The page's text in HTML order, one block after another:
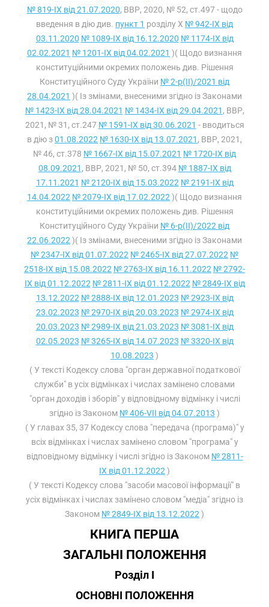
№ 819-IX від 21.07.2020, ВВР, 2020, № 52, ст.497 - щодо
введення в дію див. пункт 1 розділу X № 942-IX від
03.11.2020 № 1089-IX від 16.12.2020 № 1174-IX від
02.02.2021 № 1201-IX від 04.02.2021 )( Щодо визнання
конституційними окремих положень див. Рішення
Конституційного Суду України № 2-р(II)/2021 від
28.04.2021 )( Із змінами, внесеними згідно із Законами
№ 1423-IX від 28.04.2021 № 1434-IX від 29.04.2021 , ВВР,
2021, № 31, ст.247 № 1591-IX від 30.06.2021 - вводиться
в дію з01.08.2022 № 1630-IX від 13.07.2021 , ВВР, 2021,
№ 46, ст.378 № 1667-IX від 15.07.2021 № 1720-IX від
08.09.2021 , ВВР, 2021, № 50, ст.394 № 1887-IX від
17.11.2021 № 2120-IX від 15.03.2022 № 2191-IX від
14.04.2022 № 2079-IX від 17.02.2022 )( Щодо визнання
конституційними окремих положень див. Рішення
Конституційного Суду України № 6-р(II)/2022 від
22.06.2022 )( Із змінами, внесеними згідно із Законами
№ 2347-IX від 01.07.2022 № 2465-IX від 27.07.2022 №
2518-IX від 15.08.2022 № 2763-IX від 16.11.2022 № 2792-
IX від 01.12.2022 № 2811-IX від 01.12.2022 № 2849-IX від
13.12.2022 № 2888-IX від 12.01.2023 № 2923-IX від
23.02.2023 № 2970-IX від 20.03.2023 № 2974-IX від
20.03.2023 № 2989-IX від 21.03.2023 № 3081-IX від
02.05.2023 № 3265-IX від 14.07.2023 № 3320-IX від
10.08.2023 )
( У тексті Кодексу слова "орган державної податкової
служби" в усіх відмінках і числах замінено словами
"орган доходів і зборів" у відповідному відмінку і числі
згідно із Законом № 406-VII від 04.07.2013 )
( У главах 35, 37 Кодексу слова "передача (програма)" у
всіх відмінках і числах замінено словом "програма" у
відповідному відмінку і числі згідно із Законом № 2811-
IX від 01.12.2022 )
( У тексті Кодексу слова "засоби масової інформації" в
усіх відмінках і числах замінено словом "медіа" згідно із
Законом № 2849-IX від 13.12.2022 )
КНИГА ПЕРША
ЗАГАЛЬНІ ПОЛОЖЕННЯ
Розділ I
ОСНОВНІ ПОЛОЖЕННЯ